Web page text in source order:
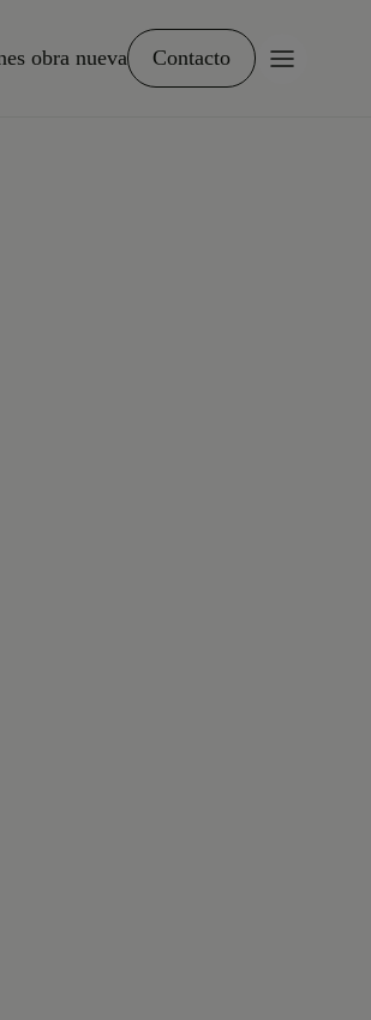
obra nueva Contacto